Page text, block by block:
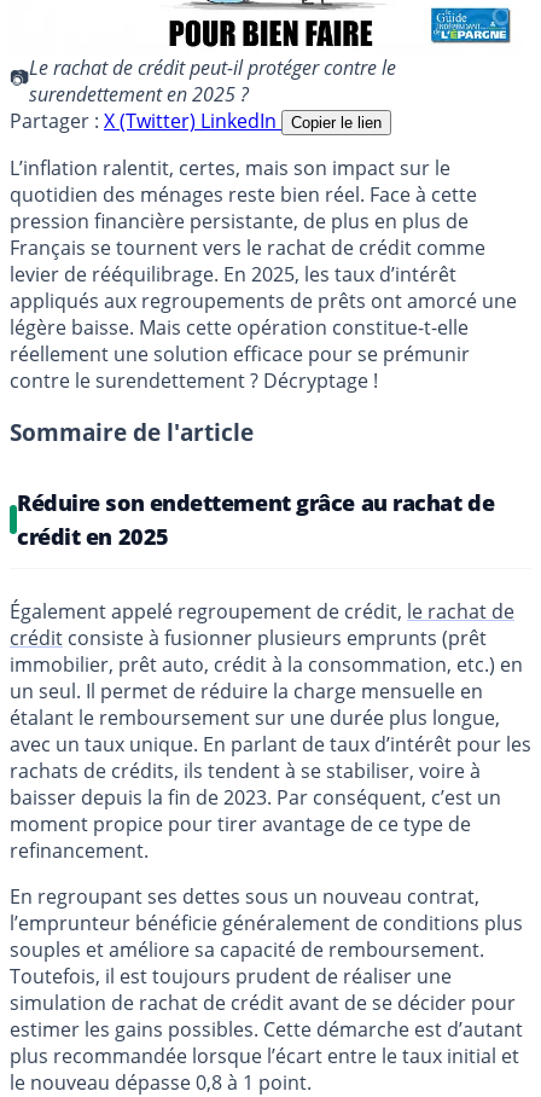
Le rachat de crédit peut-il protéger contre le
surendettement en 2025 ?
Partager : X (Twitter) LinkedIn Copier le lien
L’inflation ralentit, certes, mais son impact sur le
quotidien des ménages reste bien réel. Face à cette
pression financière persistante, de plus en plus de
Français se tournent vers le rachat de crédit comme
levier de rééquilibrage. En 2025, les taux d’intérêt
appliqués aux regroupements de prêts ont amorcé une
légère baisse. Mais cette opération constitue-t-elle
réellement une solution efficace pour se prémunir
contre le surendettement ? Décryptage !
Sommaire de l'article
Réduire son endettement grâce au rachat de
crédit en 2025
Également appelé regroupement de crédit, le rachat de
crédit consiste à fusionner plusieurs emprunts (prêt
immobilier, prêt auto, crédit à la consommation, etc.) en
un seul. Il permet de réduire la charge mensuelle en
étalant le remboursement sur une durée plus longue,
avec un taux unique. En parlant de taux d’intérêt pour les
rachats de crédits, ils tendent à se stabiliser, voire à
baisser depuis la fin de 2023. Par conséquent, c’est un
moment propice pour tirer avantage de ce type de
refinancement.
En regroupant ses dettes sous un nouveau contrat,
l’emprunteur bénéficie généralement de conditions plus
souples et améliore sa capacité de remboursement.
Toutefois, il est toujours prudent de réaliser une
simulation de rachat de crédit avant de se décider pour
estimer les gains possibles. Cette démarche est d’autant
plus recommandée lorsque l’écart entre le taux initial et
le nouveau dépasse 0,8 à 1 point.